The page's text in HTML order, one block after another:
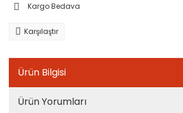
Kargo Bedava
Karşılaştır
Ürün Bilgisi
Ürün Yorumları